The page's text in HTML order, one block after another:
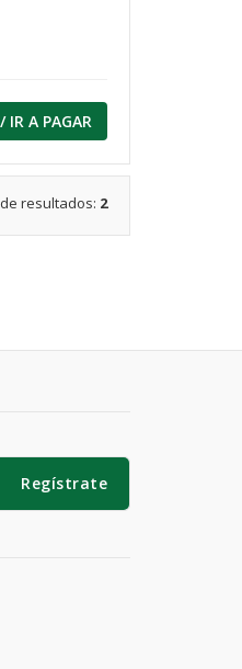
IR A PAGAR
resultados: 2
Regístrate